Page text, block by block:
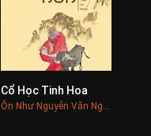
Cổ Học Tinh Hoa
Ôn Như Nguyễn Văn Ngọc